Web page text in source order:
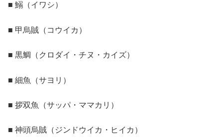
■ 鰯（イワシ）
■ 甲烏賊（コウイカ）
■ 黒鯛（クロダイ・チヌ・カイズ）
■ 細魚（サヨリ）
■ 拶双魚（サッパ・ママカリ）
■ 神頭烏賊（ジンドウイカ・ヒイカ）